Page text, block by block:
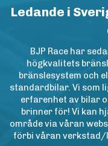
Ledande i
BJP Race har
högkvalitets
bränslesystem och
standardbilar. Vi som
erfarenhet av bilar
brinner för! Vi kan
område via våran
förbi våran verkstad/